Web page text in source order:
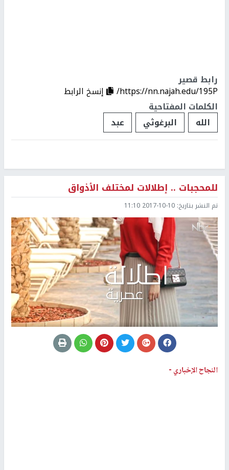
رابط قصير
https://nn.najah.edu/195P/
إنسخ الرابط
الكلمات المفتاحية
الله
البرغوثي عبد
للمحجبات .. إطلالات لمختلف الأذواق
تم النشر بتاريخ: 2017-10-10 11:10
النجاح الإخباري -